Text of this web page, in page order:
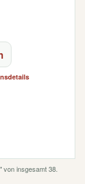
von insgesamt 38.